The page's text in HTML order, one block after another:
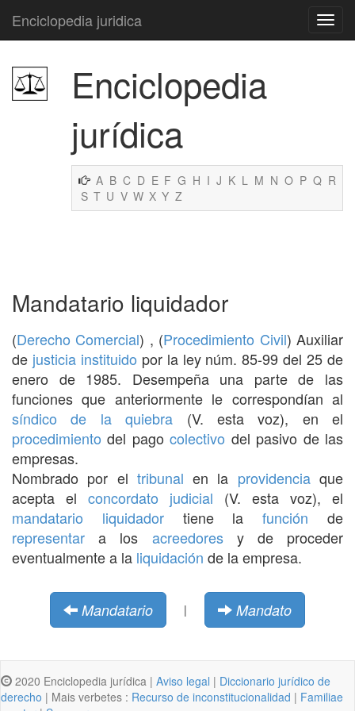
Enciclopedia juridica
Enciclopedia
jurídica
A B C D E F G H I J K L M N O P Q R
S T U V W X Y Z
Mandatario liquidador
(Derecho Comercial) , (Procedimiento Civil) Auxiliar
de justicia instituido por la ley núm. 85-99 del 25 de
enero de 1985. Desempeña una parte de las
funciones que anteriormente le correspondían al
síndico de la quiebra (V. esta voz), en el
procedimiento del pagocolectivo del pasivo de las
empresas.
Nombrado por el tribunal en la providenciaque
acepta el concordato judicial (V. esta voz), el
mandatario
liquidadortiene lafunción de
representar a los acreedoresy de proceder
eventualmente a la liquidación de la empresa.
Mandatario | Mandato
2020 Enciclopedia jurídica | Aviso legal | Diccionario jurídico de
derecho | Mais verbetes : Recurso de inconstitucionalidad | Familiae